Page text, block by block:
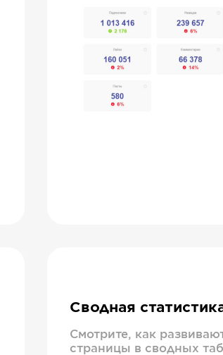
Сводная
Смотрите, как
страницы в сводных